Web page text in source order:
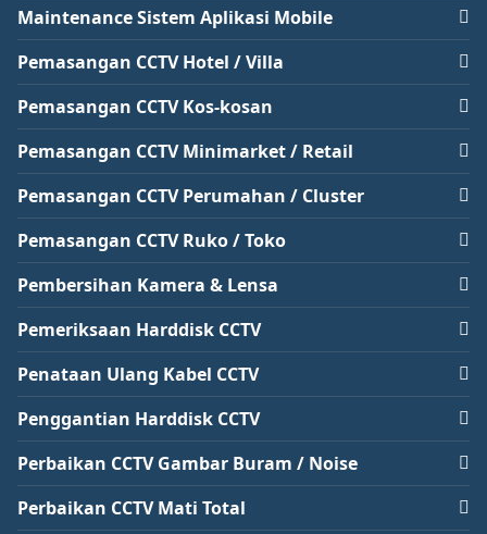
Maintenance Sistem Aplikasi Mobile
Pemasangan CCTV Hotel / Villa
Pemasangan CCTV Kos-kosan
Pemasangan CCTV Minimarket / Retail
Pemasangan CCTV Perumahan / Cluster
Pemasangan CCTV Ruko / Toko
Pembersihan Kamera & Lensa
Pemeriksaan Harddisk CCTV
Penataan Ulang Kabel CCTV
Penggantian Harddisk CCTV
Perbaikan CCTV Gambar Buram / Noise
Perbaikan CCTV Mati Total